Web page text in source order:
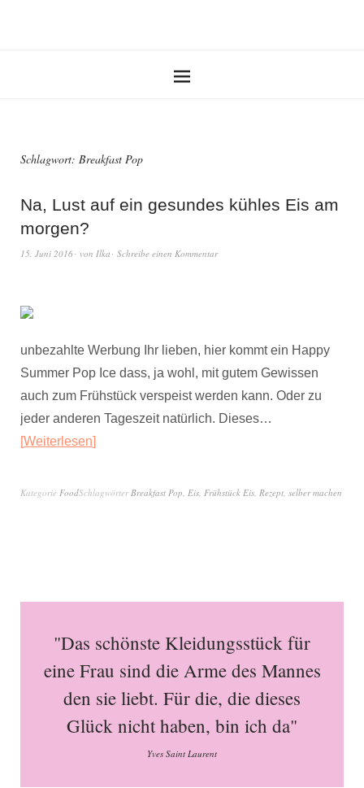
Schlagwort: Breakfast Pop
Na, Lust auf ein gesundes kühles Eis am
morgen?
15. Juni 2016 von Ilka Schreibe einen Kommentar
unbezahlte Werbung Ihr lieben, hier kommt ein Happy
Summer Pop Ice dass, ja wohl, mit gutem Gewissen
auch zum Frühstück verspeist werden kann. Oder zu
jeder anderen Tageszeit natürlich. Dieses…
Weiterlesen
Kategorie FoodSchlagwörterBreakfast Pop, Eis, Frühstück Eis, Rezept, selber machen
"Das schönste Kleidungsstück für
eine Frau sind die Arme des Mannes
den sie liebt. Für die, die dieses
Glück nicht haben, bin ich da"
Yves Saint Laurent